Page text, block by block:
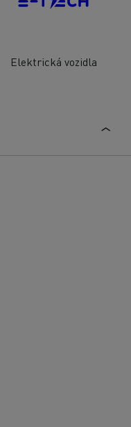
Elektrická vozidla